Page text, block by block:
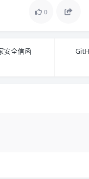
0
安全信函